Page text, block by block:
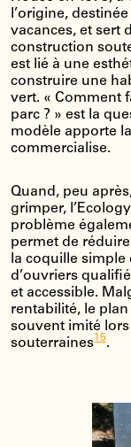
l’origine,
vacances, et sert
construction
est lié à une
construire une
vert. « Comment
parc ? » est la
modèle apporte
commercialise.
Quand, peu
grimper,
problème
permet de
la coquille simple
d’ouvriers
et accessible.
rentabilité, le
souvent imité
souterraines15.